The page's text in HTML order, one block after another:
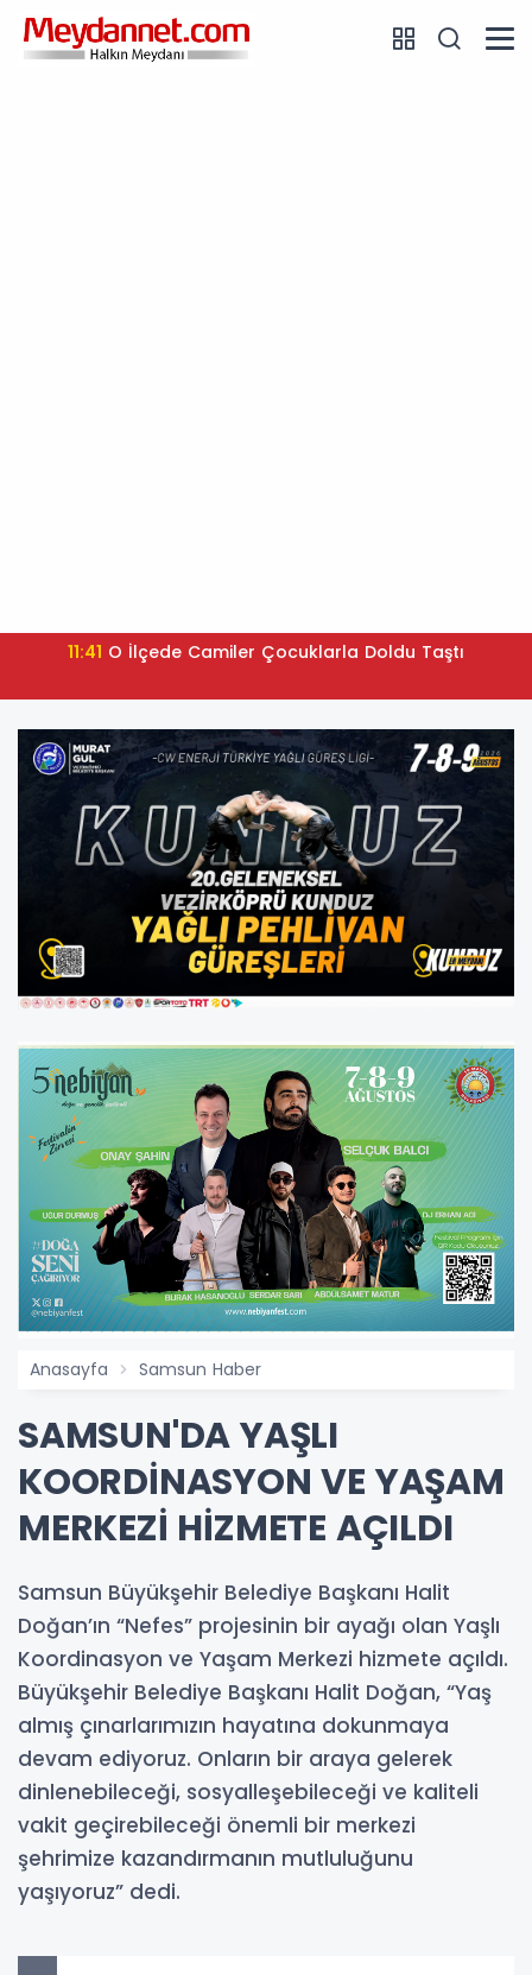
11:41 O İlçede Camiler Çocuklarla Doldu Taştı
Anasayfa Samsun Haber
SAMSUN'DA YAŞLI
KOORDİNASYON VE YAŞAM
MERKEZİ HİZMETE AÇILDI
Samsun Büyükşehir Belediye Başkanı Halit
Doğan’ın “Nefes” projesinin bir ayağı olan Yaşlı
Koordinasyon ve Yaşam Merkezi hizmete açıldı.
Büyükşehir Belediye Başkanı Halit Doğan, “Yaş
almış çınarlarımızın hayatına dokunmaya
devam ediyoruz. Onların bir araya gelerek
dinlenebileceği, sosyalleşebileceği ve kaliteli
vakit geçirebileceği önemli bir merkezi
şehrimize kazandırmanın mutluluğunu
yaşıyoruz” dedi.